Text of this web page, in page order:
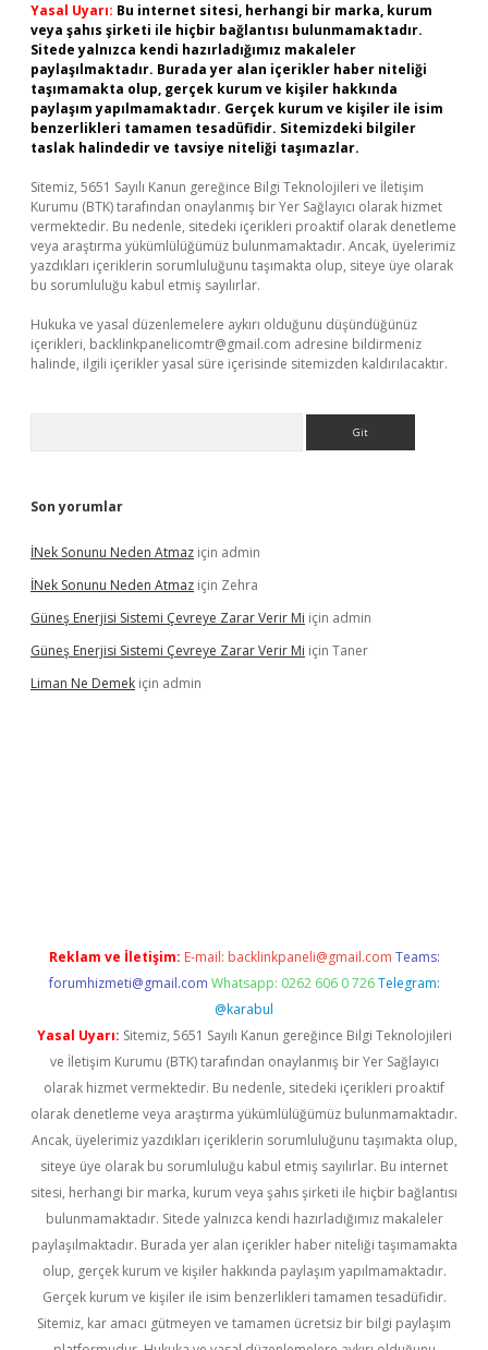
Yasal Uyarı: Bu internet sitesi, herhangi bir marka, kurum
veya şahıs şirketi ile hiçbir bağlantısı bulunmamaktadır.
Sitede yalnızca kendi hazırladığımız makaleler
paylaşılmaktadır. Burada yer alan içerikler haber niteliği
taşımamakta olup, gerçek kurum ve kişiler hakkında
paylaşım yapılmamaktadır. Gerçek kurum ve kişiler ile isim
benzerlikleri tamamen tesadüfidir. Sitemizdeki bilgiler
taslak halindedir ve tavsiye niteliği taşımazlar.
Sitemiz, 5651 Sayılı Kanun gereğince Bilgi Teknolojileri ve İletişim
Kurumu (BTK) tarafından onaylanmış bir Yer Sağlayıcı olarak hizmet
vermektedir. Bu nedenle, sitedeki içerikleri proaktif olarak denetleme
veya araştırma yükümlülüğümüz bulunmamaktadır. Ancak, üyelerimiz
yazdıkları içeriklerin sorumluluğunu taşımakta olup, siteye üye olarak
bu sorumluluğu kabul etmiş sayılırlar.
Hukuka ve yasal düzenlemelere aykırı olduğunu düşündüğünüz
içerikleri, backlinkpanelicomtr@gmail.com adresine bildirmeniz
halinde, ilgili içerikler yasal süre içerisinde sitemizden kaldırılacaktır.
Son yorumlar
İNek Sonunu Neden Atmaz için admin
İNek Sonunu Neden Atmaz için Zehra
Güneş Enerjisi Sistemi Çevreye Zarar Verir Mi için admin
Güneş Enerjisi Sistemi Çevreye Zarar Verir Mi için Taner
Liman Ne Demek için admin
Reklam ve İletişim: E-mail: backlinkpaneli@gmail.com Teams:
forumhizmeti@gmail.com Whatsapp: 0262 606 0 726 Telegram:
@karabul
Yasal Uyarı: Sitemiz, 5651 Sayılı Kanun gereğince Bilgi Teknolojileri
ve İletişim Kurumu (BTK) tarafından onaylanmış bir Yer Sağlayıcı
olarak hizmet vermektedir. Bu nedenle, sitedeki içerikleri proaktif
olarak denetleme veya araştırma yükümlülüğümüz bulunmamaktadır.
Ancak, üyelerimiz yazdıkları içeriklerin sorumluluğunu taşımakta olup,
siteye üye olarak bu sorumluluğu kabul etmiş sayılırlar. Bu internet
sitesi, herhangi bir marka, kurum veya şahıs şirketi ile hiçbir bağlantısı
bulunmamaktadır. Sitede yalnızca kendi hazırladığımız makaleler
paylaşılmaktadır. Burada yer alan içerikler haber niteliği taşımamakta
olup, gerçek kurum ve kişiler hakkında paylaşım yapılmamaktadır.
Gerçek kurum ve kişiler ile isim benzerlikleri tamamen tesadüfidir.
Sitemiz, kar amacı gütmeyen ve tamamen ücretsiz bir bilgi paylaşım